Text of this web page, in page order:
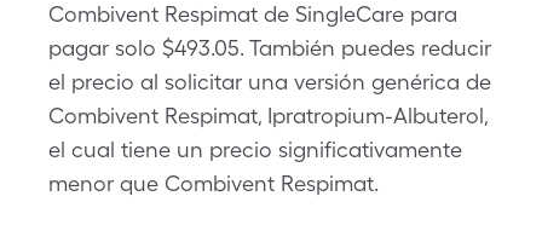
Combivent Respimat de SingleCare para
pagar solo $493.05. También puedes reducir
el precio al solicitar una versión genérica de
Combivent Respimat, Ipratropium-Albuterol,
el cual tiene un precio significativamente
menor que Combivent Respimat.